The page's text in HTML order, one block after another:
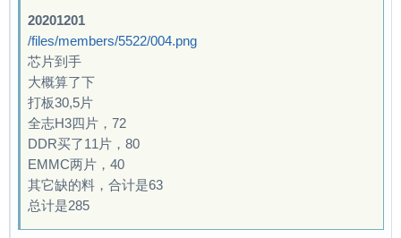
20201201
/files/members/5522/004.png
芯片到手
大概算了下
打板30,5片
全志H3四片，72
DDR买了11片，80
EMMC两片，40
其它缺的料，合计是63
总计是285